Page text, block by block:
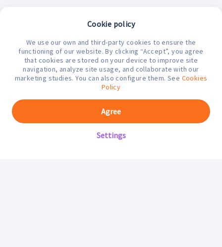
¿En qué podemos ayudarte hoy?
Cookie policy
We use our own and third-party cookies to ensure the
functioning of our website. By clicking “Accept”, you agree
that cookies are stored on your device to improve site
navigation, analyze site usage, and collaborate with our
marketing studies. You can also configure them. See Cookies
Policy
Settings
Agree